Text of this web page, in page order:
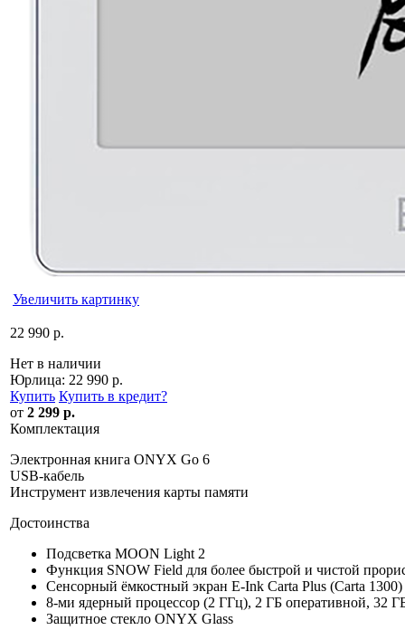
Увеличить картинку
22 990 р.
Нет в наличии
Юрлица: 22 990 р.
Купить Купить в кредит?
от 2 299 р.
Комплектация
Электронная книга ONYX Go 6
USB-кабель
Инструмент извлечения карты памяти
Достоинства
Подсветка MOON Light 2
Функция SNOW Field для более быстрой и чистой
Сенсорный ёмкостный экран E-Ink Carta Plus (Carta 1300)
8-ми ядерный процессор (2 ГГц), 2 ГБ оперативной, 32
Защитное стекло ONYX Glass